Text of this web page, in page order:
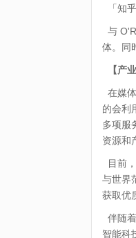
「知
与
体。同
【产
在媒
的会利
多项服
资源和
目前
与世界
获取优
伴随
智能科